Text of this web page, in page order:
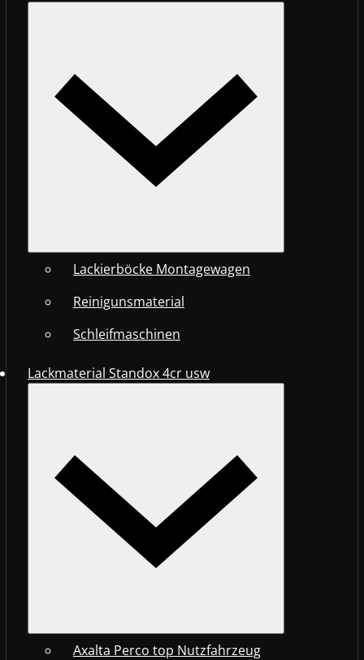
Lackierböcke Montagewagen
Reinigunsmaterial
Schleifmaschinen
Lackmaterial Standox 4cr usw
Axalta Perco top Nutzfahrzeug